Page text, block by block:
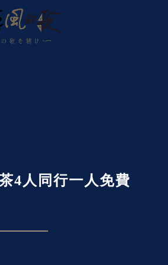
4人同行一人免費